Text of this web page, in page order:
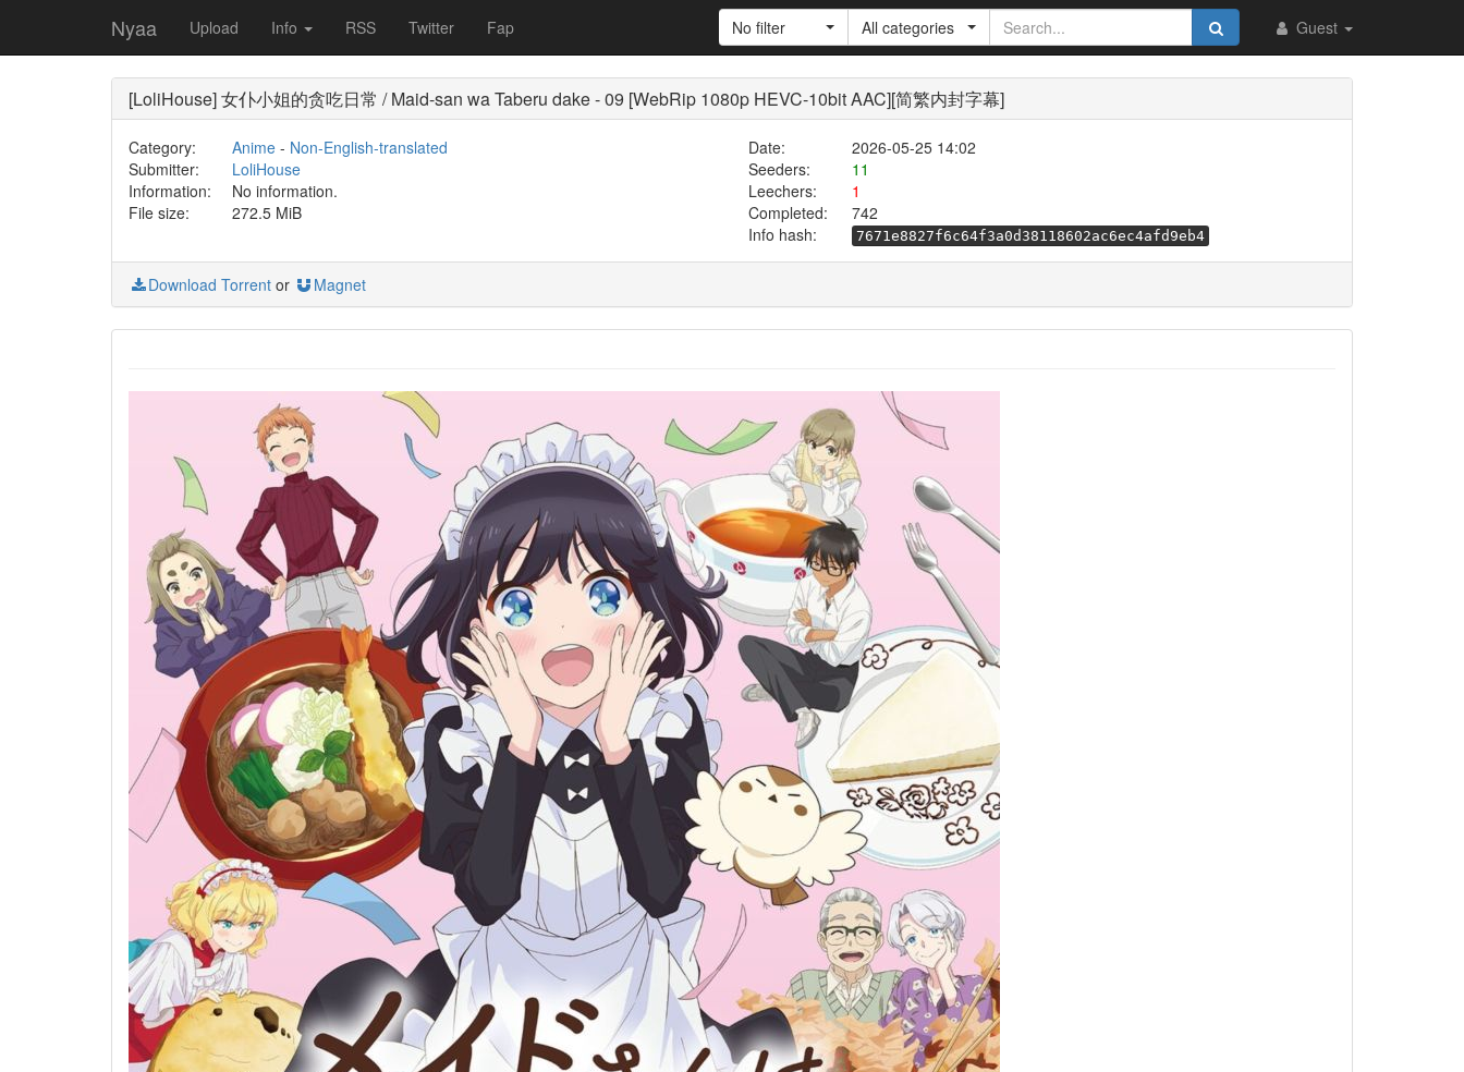
Nyaa Upload Info RSS Twitter Fap Guest
No filter All categories
[LoliHouse] 女仆小姐的贪吃日常 / Maid-san wa Taberu dake - 09 [WebRip 1080p HEVC-10bit AAC][简繁内封字幕]
Category: Anime- Non-English-translated Date:
2026-05-25 14:02
Submitter:
LoliHouse Seeders:
11
Information:
No information. Leechers:
1
File size:
272.5 MiB Completed:
742
Info hash:
7671e8827f6c64f3a0d38118602ac6ec4afd9eb4
Download Torrent or Magnet